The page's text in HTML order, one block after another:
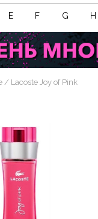
E F G H
Lacoste Joy of Pink